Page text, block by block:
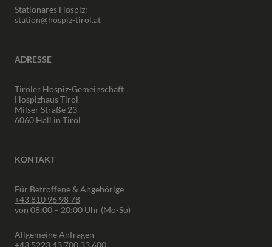
Stationäres Hospiz:
station@hospiz-tirol.at
ADRESSE
Tiroler Hospiz-Gemeinschaft
Hospizhaus Tirol
Milser Straße 23
6060 Hall in Tirol
KONTAKT
Für Betroffene & Angehörige
+43 810 96 98 78
von 08:00 – 20:00 Uhr (Mo-So)
Allgemeine Anfragen
+43 5223 43 700 33 600